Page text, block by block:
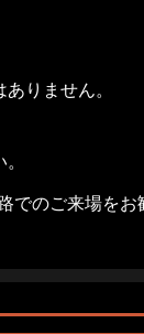
りません。
のご来場をお